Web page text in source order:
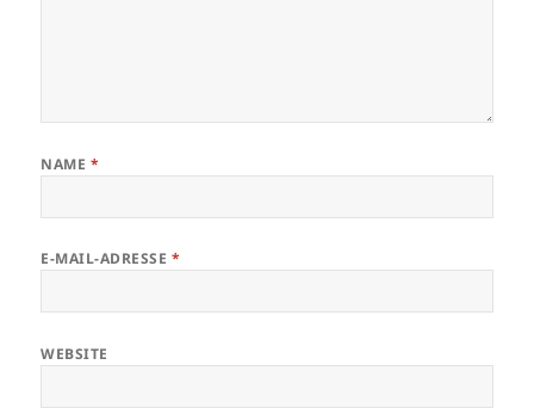
NAME *
E-MAIL-ADRESSE *
WEBSITE